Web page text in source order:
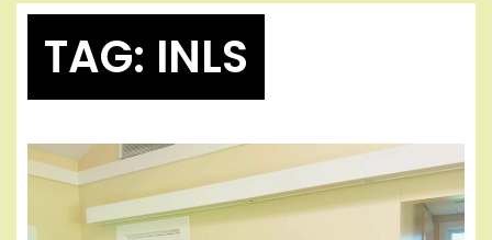
TAG: INLS